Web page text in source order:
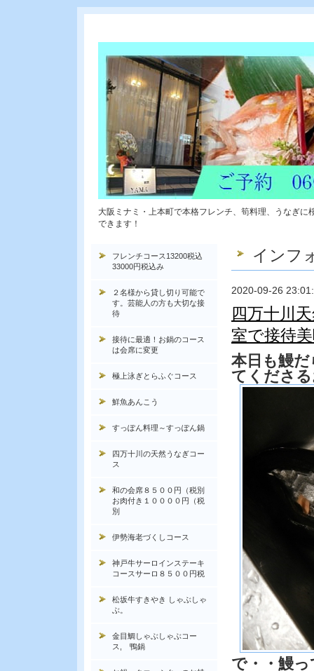
大阪ミナミ・上本町で本格フレンチ、筍料理、うなぎ
できます！
インフ
2020-09-26
四万十川
室で接待
本日も鰻
てくださ
で・・鰻
フレンチコース13200税込
33000円税込み
２名様から貸し切り可能で
す。芸能人の方も大切な接
待
接待に最適！お鍋のコース
は会席に変更
極上泳ぎとらふぐコース
鮮魚あんこう
すっぽん料理～すっぽん鍋
四万十川の天然うなぎコー
ス
和の会席８５００円（税別
お肉付き１００００円（税
別
伊勢海老づくしコース
神戸牛サーロインステーキ
コースサーロ８５００円税
松坂牛すきやき しゃぶしゃ
ぶ。
金目鯛しゃぶしゃぶコー
ス, 鴨鍋